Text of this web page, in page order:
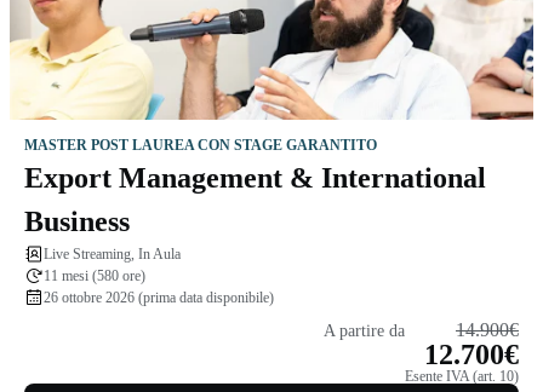
MASTER POST LAUREA CON STAGE GARANTITO
Export Management & International
Business
Live Streaming, In Aula
11 mesi (580 ore)
26 ottobre 2026 (prima data disponibile)
A partire da 14.900€
12.700€
Esente IVA (art. 10)